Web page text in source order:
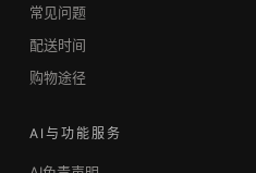
常见问题
配送时间
购物途径
AI与功能服务